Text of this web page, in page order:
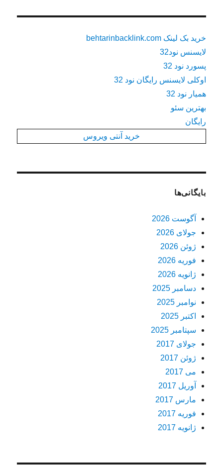
خرید بک لینک behtarinbacklink.com
لایسنس نود32
پسورد نود 32
اوکلی لایسنس رایگان نود 32
همیار نود 32
بهترین سئو
رایگان
خرید آنتی ویروس
بایگانی‌ها
آگوست 2026
جولای 2026
ژوئن 2026
فوریه 2026
ژانویه 2026
دسامبر 2025
نوامبر 2025
اکتبر 2025
سپتامبر 2025
جولای 2017
ژوئن 2017
می 2017
آوریل 2017
مارس 2017
فوریه 2017
ژانویه 2017